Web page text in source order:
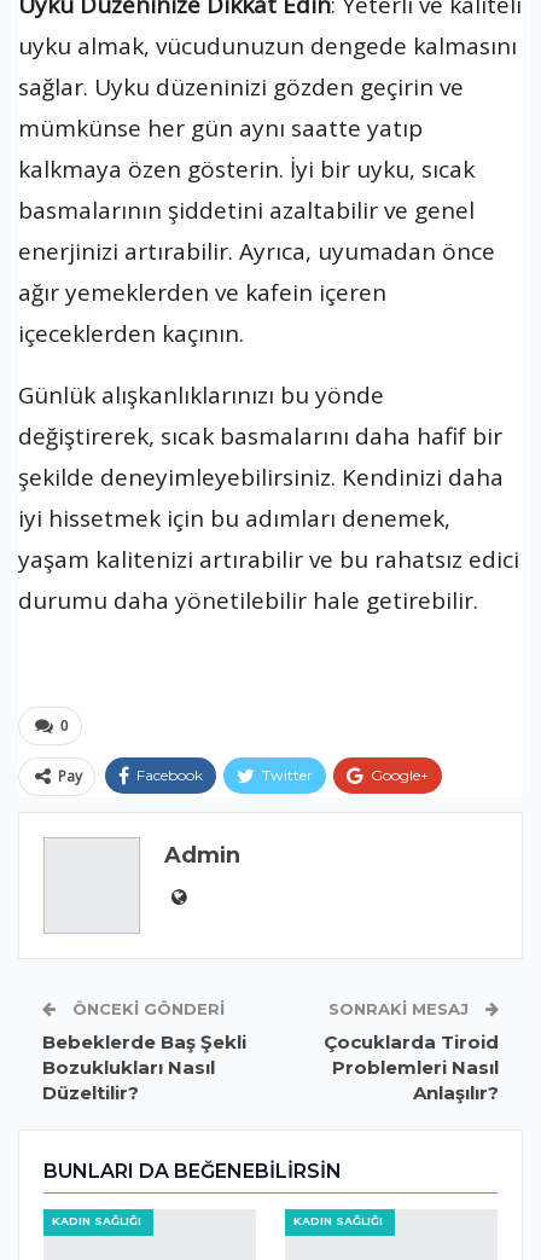
uyku almak, vücudunuzun dengede kalmasını
sağlar. Uyku düzeninizi gözden geçirin ve
mümkünse her gün aynı saatte yatıp
kalkmaya özen gösterin. İyi bir uyku, sıcak
basmalarının şiddetini azaltabilir ve genel
enerjinizi artırabilir. Ayrıca, uyumadan önce
ağır yemeklerden ve kafein içeren
içeceklerden kaçının.
Günlük alışkanlıklarınızı bu yönde
değiştirerek, sıcak basmalarını daha hafif bir
şekilde deneyimleyebilirsiniz. Kendinizi daha
iyi hissetmek için bu adımları denemek,
yaşam kalitenizi artırabilir ve bu rahatsız edici
durumu daha yönetilebilir hale getirebilir.
0
Pay Facebook Twitter Google+
Admin
ÖNCEKI GÖNDERI
Bebeklerde Baş Şekli
Bozuklukları Nasıl
Düzeltilir?
SONRAKI MESAJ
Çocuklarda Tiroid
Problemleri Nasıl
Anlaşılır?
BUNLARI DA BEĞENEBILIRSIN
KADIN SAĞLIĞI KADIN SAĞLIĞI